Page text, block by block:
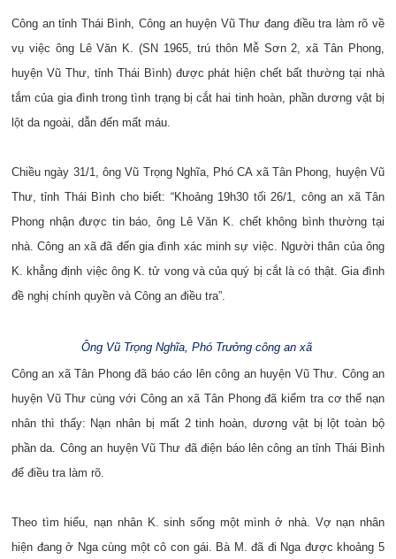
Công an tỉnh Thái Bình, Công an huyện Vũ Thư đang điều tra làm rõ về
vụ việc ông Lê Văn K. (SN 1965, trú thôn Mễ Sơn 2, xã Tân Phong,
huyện Vũ Thư, tỉnh Thái Bình) được phát hiện chết bất thường tại nhà
tắm của gia đình trong tình trạng bị cắt hai tinh hoàn, phần dương vật bị
lột da ngoài, dẫn đến mất máu.
Chiều ngày 31/1, ông Vũ Trọng Nghĩa, Phó CA xã Tân Phong, huyện Vũ
Thư, tỉnh Thái Bình cho biết: “Khoảng 19h30 tối 26/1, công an xã Tân
Phong nhận được tin báo, ông Lê Văn K. chết không bình thường tại
nhà. Công an xã đã đến gia đình xác minh sự việc. Người thân của ông
K. khẳng định việc ông K. tử vong và của quý bị cắt là có thật. Gia đình
đề nghị chính quyền và Công an điều tra”.
Ông Vũ Trọng Nghĩa, Phó Trưởng công an xã
Công an xã Tân Phong đã báo cáo lên công an huyện Vũ Thư. Công an
huyện Vũ Thư cùng với Công an xã Tân Phong đã kiểm tra cơ thể nạn
nhân thì thấy: Nạn nhân bị mất 2 tinh hoàn, dương vật bị lột toàn bộ
phần da. Công an huyện Vũ Thư đã điện báo lên công an tỉnh Thái Bình
để điều tra làm rõ.
Theo tìm hiểu, nạn nhân K. sinh sống một mình ở nhà. Vợ nạn nhân
hiện đang ở Nga cùng một cô con gái. Bà M. đã đi Nga được khoảng 5